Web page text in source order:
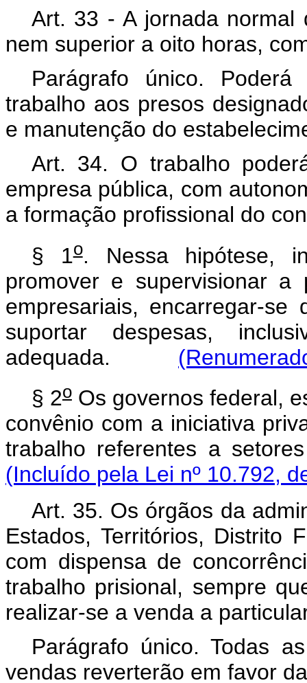
Art. 33 - A jornada
nem superior a oito horas,
Parágrafo único.
trabalho aos presos
e manutenção do
Art. 34. O trabalho
empresa pública, com
a formação profissional do
§ 1o. Nessa hipótese,
promover e supervisionar a
empresariais, encarregar-
suportar despesas,
adequada.
§ 2oOs governos federal,
convênio com a iniciativa
trabalho referentes a
(Incluído pela Lei nº 10.792,
Art. 35. Os órgãos da
Estados, Territórios, Distrito
com dispensa de
trabalho prisional, sempre
realizar-se a venda a
Parágrafo único. Todas
vendas reverterão em favor